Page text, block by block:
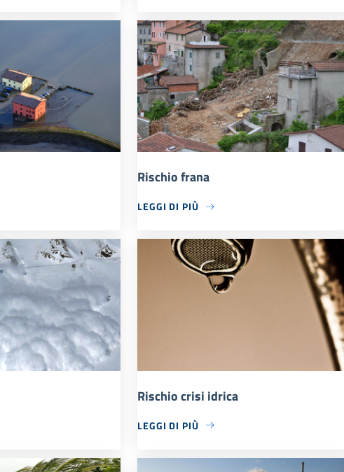
Rischio frana
LEGGI DI PIÙ
Rischio crisi idrica
LEGGI DI PIÙ